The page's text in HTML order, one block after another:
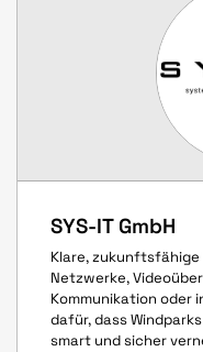
SYS-IT GmbH
Klare, zukunftsfähige
Netzwerke,
Kommunikation oder
dafür, dass
smart und sicher